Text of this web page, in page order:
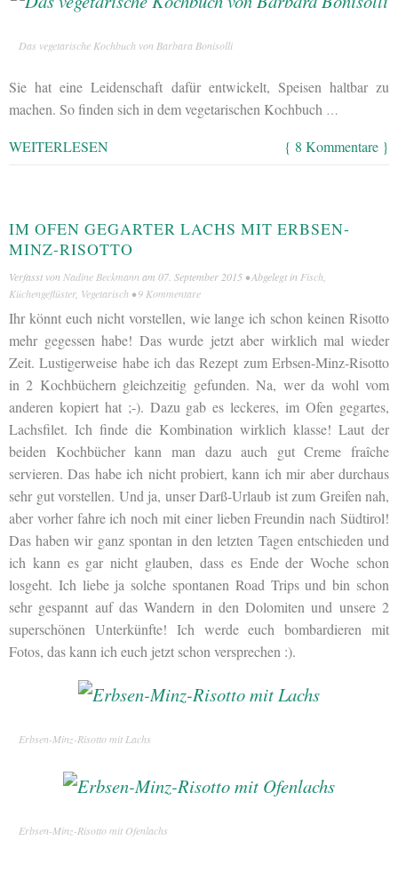
Das vegetarische Kochbuch von Barbara Bonisolli
Sie hat eine Leidenschaft dafür entwickelt, Speisen haltbar zu
machen. So finden sich in dem vegetarischen Kochbuch …
WEITERLESEN { 8 Kommentare }
IM OFEN GEGARTER LACHS MIT ERBSEN-
MINZ-RISOTTO
Verfasst von Nadine Beckmann am 07. September 2015 • Abgelegt in Fisch,
Küchengeflüster, Vegetarisch •9 Kommentare
Ihr könnt euch nicht vorstellen, wie lange ich schon keinen Risotto
mehr gegessen habe! Das wurde jetzt aber wirklich mal wieder
Zeit. Lustigerweise habe ich das Rezept zum Erbsen-Minz-Risotto
in 2 Kochbüchern gleichzeitig gefunden. Na, wer da wohl vom
anderen kopiert hat ;-). Dazu gab es leckeres, im Ofen gegartes,
Lachsfilet. Ich finde die Kombination wirklich klasse! Laut der
beiden Kochbücher kann man dazu auch gut Creme fraîche
servieren. Das habe ich nicht probiert, kann ich mir aber durchaus
sehr gut vorstellen. Und ja, unser Darß-Urlaub ist zum Greifen nah,
aber vorher fahre ich noch mit einer lieben Freundin nach Südtirol!
Das haben wir ganz spontan in den letzten Tagen entschieden und
ich kann es gar nicht glauben, dass es Ende der Woche schon
losgeht. Ich liebe ja solche spontanen Road Trips und bin schon
sehr gespannt auf das Wandern in den Dolomiten und unsere 2
superschönen Unterkünfte! Ich werde euch bombardieren mit
Fotos, das kann ich euch jetzt schon versprechen :).
Erbsen-Minz-Risotto mit Lachs
Erbsen-Minz-Risotto mit Ofenlachs